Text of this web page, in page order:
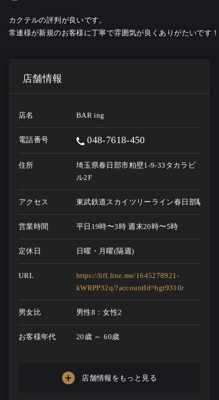
カクテルの評判が良いです。
常連様が新規のお客様に丁寧で雰囲気が良くありがたいです！
店舗情報
店名 BAR ing
電話番号 048-7618-450
住所
埼玉県春日部市粕壁1-9-33タカラビ
ル2F
アクセス 東武鉄道スカイツリーライン春日部駅
営業時間 平日19時〜3時 週末20時〜5時
定休日 日曜・月曜(隔週)
URL
https://liff.line.me/1645278921-
kWRPP32q/?accountId=bgt9310r
男女比 男性8：女性2
お客様年代 20歳 ～ 60歳
店舗情報をもっと見る